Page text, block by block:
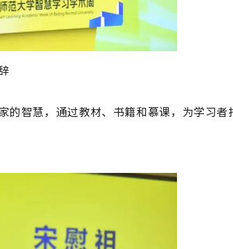
的智慧，通过教材、书籍和慕课，为学习者